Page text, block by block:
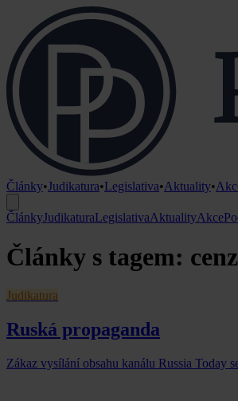
Články•Judikatura•Legislativa•Aktuality•
ČlánkyJudikaturaLegislativaAktualityAkce
Články s tagem:
Judikatura
Ruská propaganda
Zákaz vysílání obsahu kanálu Russia Today